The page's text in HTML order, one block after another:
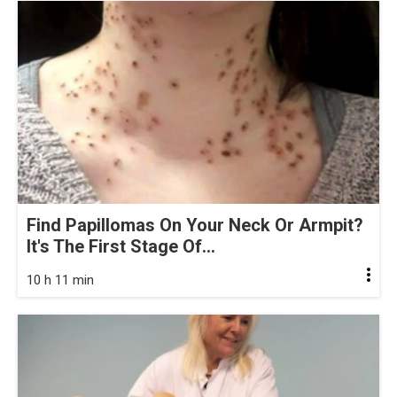
Find Papillomas On Your Neck Or Armpit?
It's The First Stage Of...
10 h 11 min